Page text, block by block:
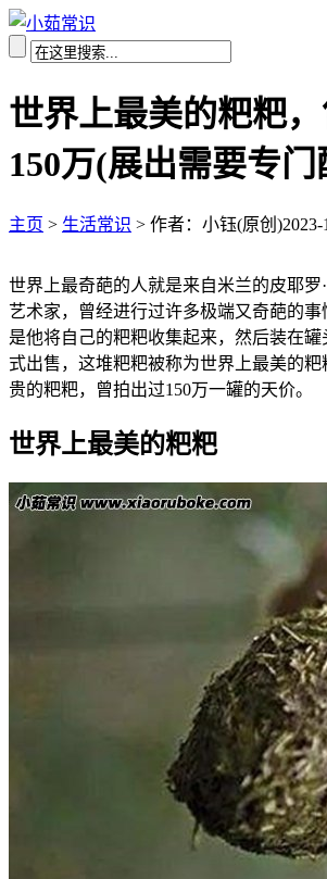
世界上最美的粑粑
150万(展出需要专
主页 > 生活常识 > 作者：小钰(原创)2023-
世界上最奇葩的人就是来自米兰的皮耶罗
艺术家，曾经进行过许多极端又奇葩的
是他将自己的粑粑收集起来，然后装在
式出售，这堆粑粑被称为世界上最美的
贵的粑粑，曾拍出过150万一罐的天价。
世界上最美的粑粑